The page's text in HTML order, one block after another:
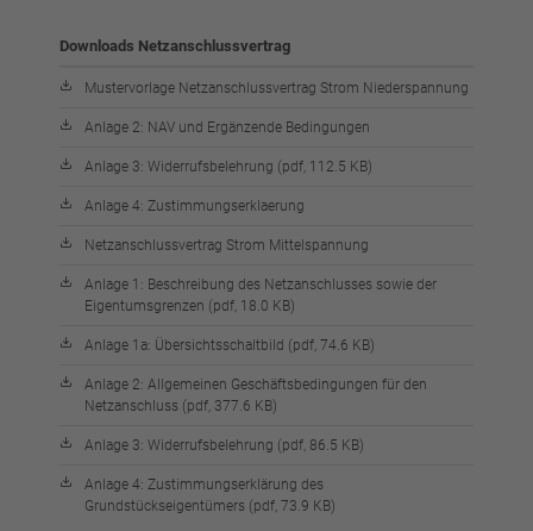
Downloads Netzanschlussvertrag
Mustervorlage Netzanschlussvertrag Strom Niederspannung
Anlage 2: NAV und Ergänzende Bedingungen
Anlage 3: Widerrufsbelehrung (pdf, 112.5 KB)
Anlage 4: Zustimmungserklaerung
Netzanschlussvertrag Strom Mittelspannung
Anlage 1: Beschreibung des Netzanschlusses sowie der
Eigentumsgrenzen (pdf, 18.0 KB)
Anlage 1a: Übersichtsschaltbild (pdf, 74.6 KB)
Anlage 2: Allgemeinen Geschäftsbedingungen für den
Netzanschluss (pdf, 377.6 KB)
Anlage 3: Widerrufsbelehrung (pdf, 86.5 KB)
Anlage 4: Zustimmungserklärung des
Grundstückseigentümers (pdf, 73.9 KB)